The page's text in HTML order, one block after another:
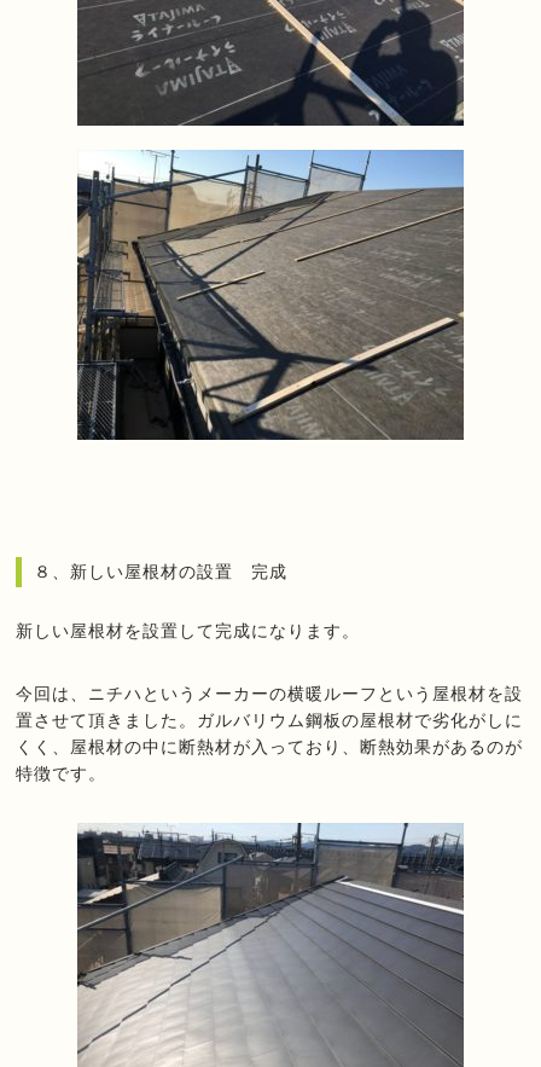
８、新しい屋根材の設置 完成
新しい屋根材を設置して完成になります。
今回は、ニチハというメーカーの横暖ルーフという屋根材を設
置させて頂きました。ガルバリウム鋼板の屋根材で劣化がしに
くく、屋根材の中に断熱材が入っており、断熱効果があるのが
特徴です。